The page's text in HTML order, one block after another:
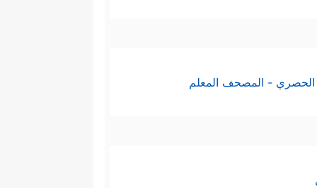
الحصري - المصحف المعلم